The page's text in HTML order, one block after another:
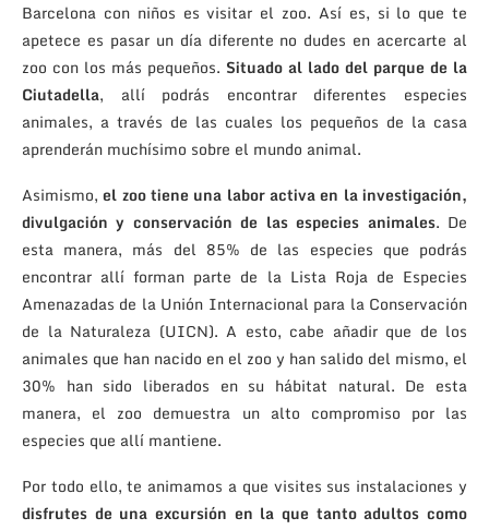
Barcelona con niños es visitar el zoo. Así es, si lo que te
apetece es pasar un día diferente no dudes en acercarte al
zoo con los más pequeños. Situado al lado del parque de la
Ciutadella, allí podrás encontrar diferentes especies
animales, a través de las cuales los pequeños de la casa
aprenderán muchísimo sobre el mundo animal.
Asimismo,el zoo tiene una labor activa en la investigación,
divulgación y conservación de las especies animales. De
esta manera, más del 85% de las especies que podrás
encontrar allí forman parte de la Lista Roja de Especies
Amenazadas de la Unión Internacional para la Conservación
de la Naturaleza (UICN). A esto, cabe añadir que de los
animales que han nacido en el zoo y han salido del mismo, el
30% han sido liberados en su hábitat natural. De esta
manera, el zoo demuestra un alto compromiso por las
especies que allí mantiene.
Por todo ello, te animamos a que visites sus instalaciones y
disfrutes de una excursión en la que tanto adultos como